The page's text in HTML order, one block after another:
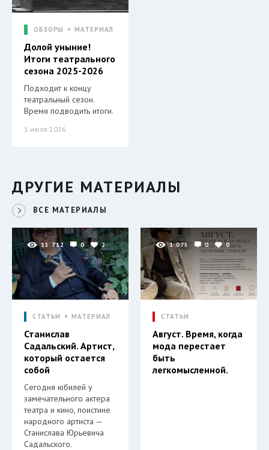
ОБЗОРЫ МАТЕРИАЛ
Долой уныние!
Итоги театрального
сезона 2025-2026
Подходит к концу
театральный сезон.
Время подводить итоги.
1 июля 2026
ДРУГИЕ МАТЕРИАЛЫ
ВСЕ МАТЕРИАЛЫ
15 712 0 2
СТАТЬИ МАТЕРИАЛ
Станислав
Садальский. Артист,
который остается
собой
Сегодня юбилей у
замечательного актера
театра и кино, поистине
народного артиста —
Станислава Юрьевича
Садальского.
1 075 0 0
СТАТЬИ
Август. Время, когда
мода перестает
быть
легкомысленной.